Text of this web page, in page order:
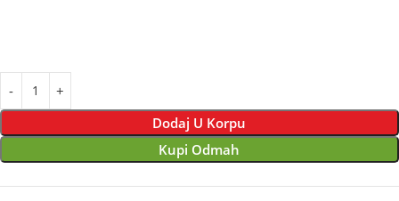
Dodaj U Korpu
Kupi Odmah